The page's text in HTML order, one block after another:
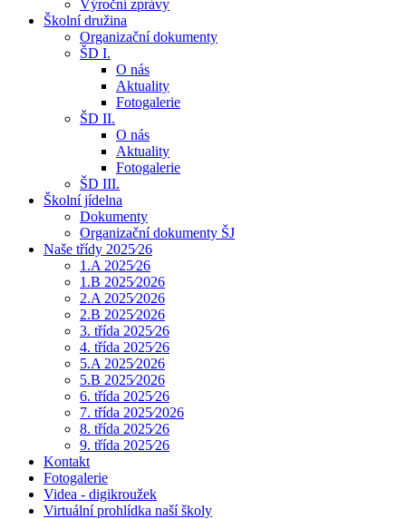
Výroční zprávy
Školní družina
Organizační dokumenty
ŠD I.
O nás
Aktuality
Fotogalerie
ŠD II.
O nás
Aktuality
Fotogalerie
ŠD III.
Školní jídelna
Dokumenty
Organizační dokumenty ŠJ
Naše třídy 2025⁄26
1.A 2025⁄26
1.B 2025⁄2026
2.A 2025⁄2026
2.B 2025⁄2026
3. třída 2025⁄26
4. třída 2025⁄26
5.A 2025⁄2026
5.B 2025⁄2026
6. třída 2025⁄26
7. třída 2025⁄2026
8. třída 2025⁄26
9. třída 2025⁄26
Kontakt
Fotogalerie
Videa - digikroužek
Virtuální prohlídka naší školy